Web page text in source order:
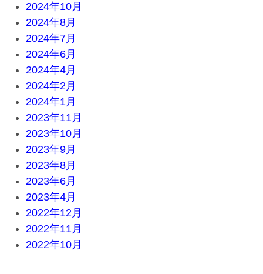
2024年10月
2024年8月
2024年7月
2024年6月
2024年4月
2024年2月
2024年1月
2023年11月
2023年10月
2023年9月
2023年8月
2023年6月
2023年4月
2022年12月
2022年11月
2022年10月